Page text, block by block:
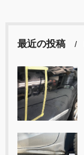
最近の投稿